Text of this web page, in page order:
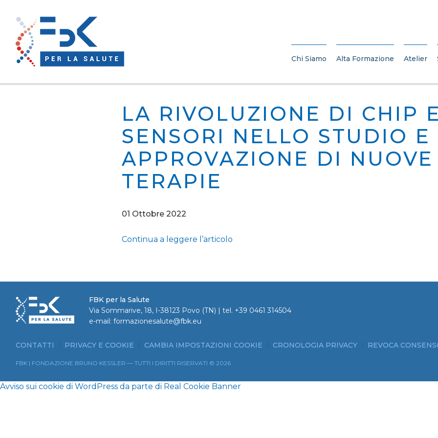
Chi Siamo Alta Formazione Atelier
LA RIVOLUZIONE DI CHIP E
SENSORI NELLO STUDIO E
APPROVAZIONE DI NUOVE
TERAPIE
01 Ottobre 2022
Continua a leggere l’articolo
FBK per la Salute
Via Sommarive, 18, I-38123 Povo (TN) | tel. +39 0461 314504
e-mail: formazionesalute@fbk.eu
CONTATTI PRIVACY E COOKIE CAMBIA IMPOSTAZIONI COOKIE CRONOLOGIA PRIVACY REVOCA
FBK | FONDAZIONE BRUNO KESSLER — TUTTI I DIRITTI RISERVATI © 2026
Avviso sui cookie di WordPress da parte di Real Cookie Banner